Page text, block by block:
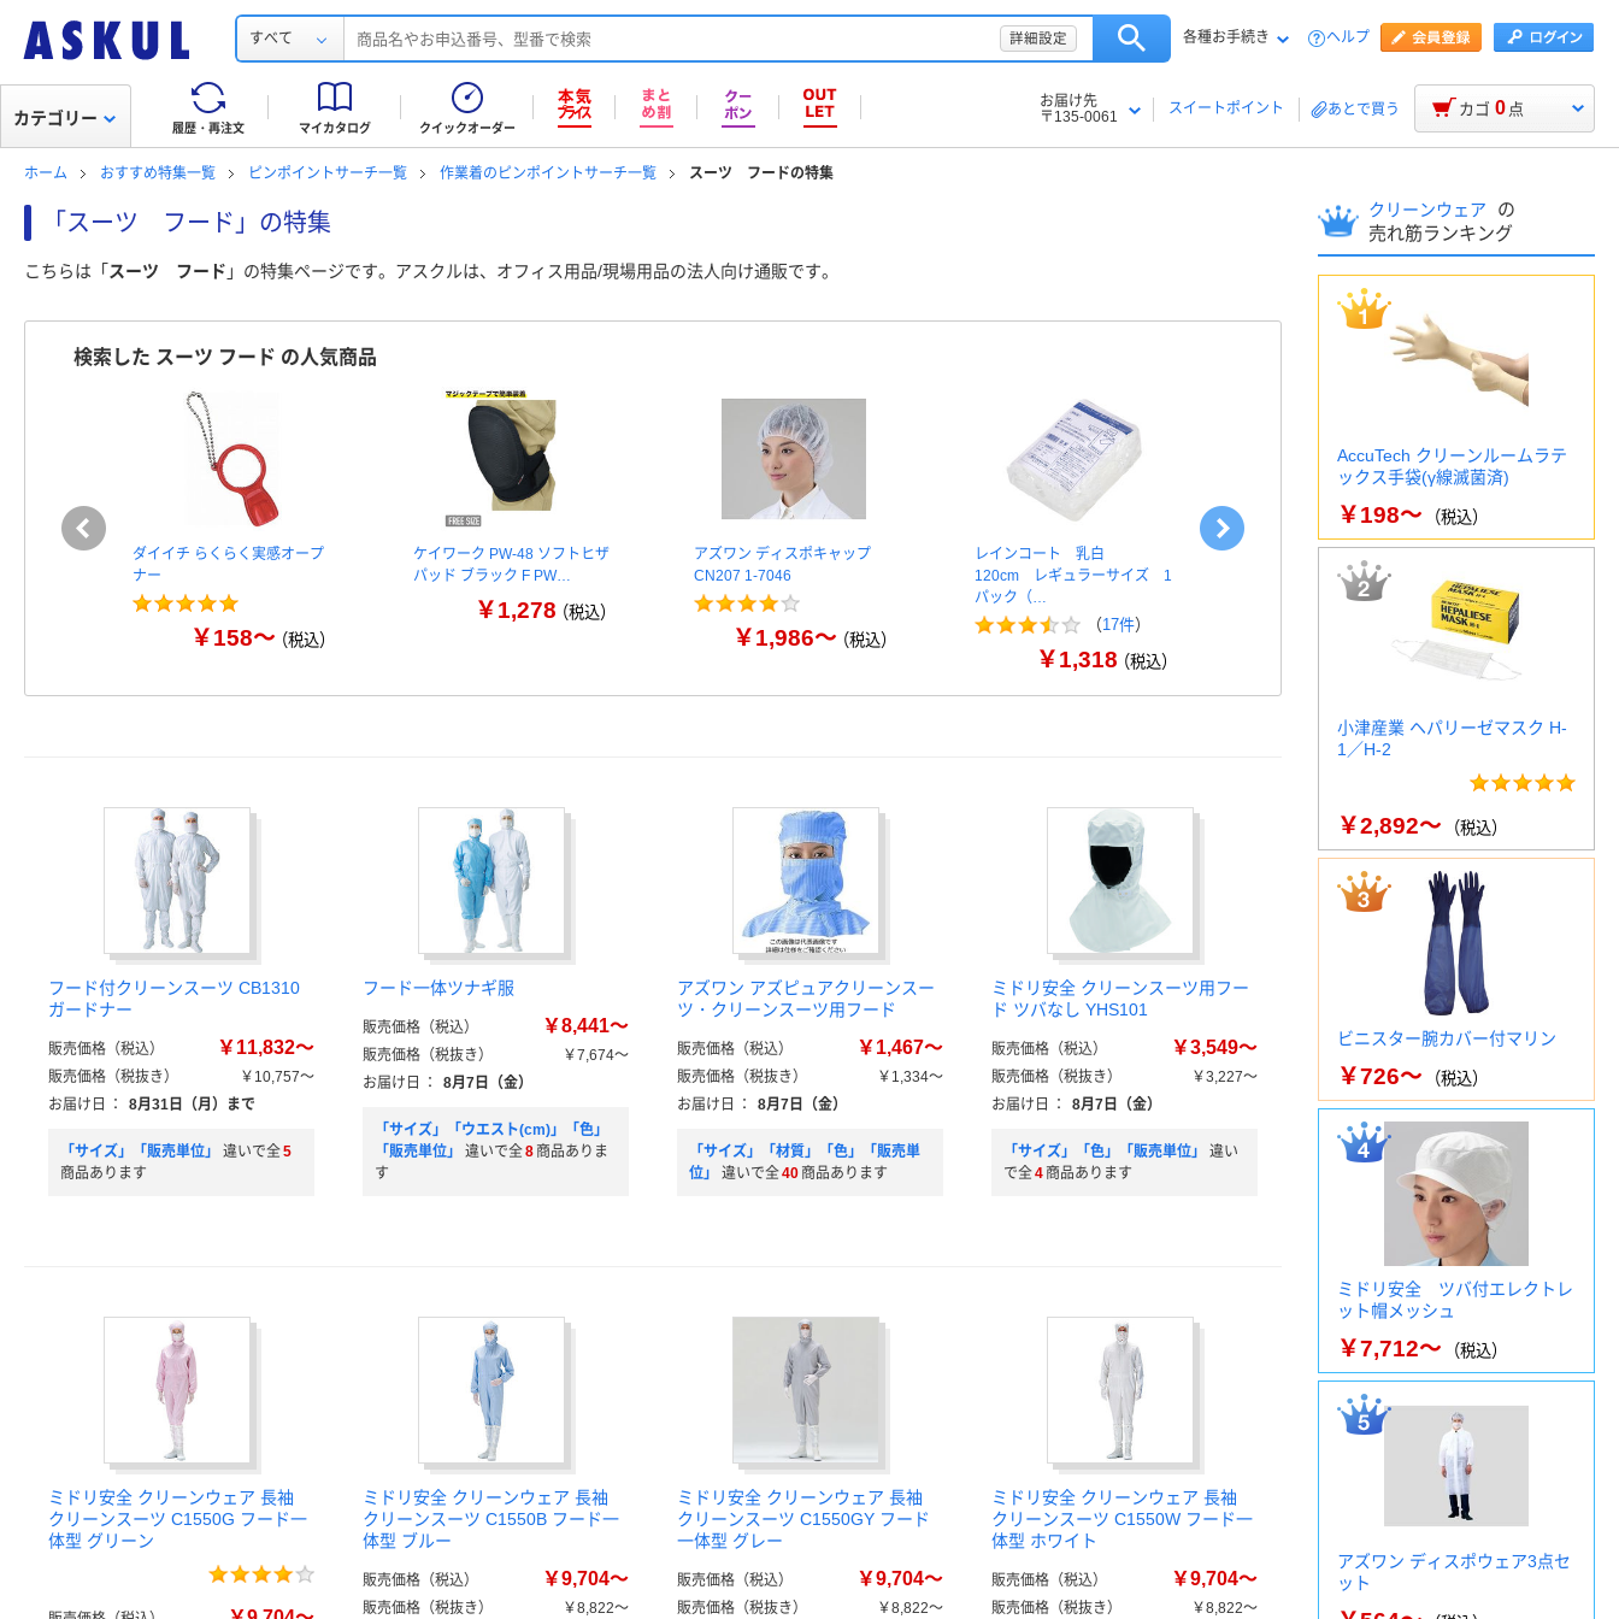
すべて 詳細設定 各種お手続き ヘルプ
履歴・再注文 マイカタログ クイックオーダー
お届け先
〒135-0061
スイートポイント あとで買う
カテゴリー カゴ 0 点
ホーム おすすめ特集一覧 ピンポイントサーチ一覧 作業着のピンポイントサーチ一覧 スーツ フードの特集
「スーツ フード」の特集
こちらは「 スーツ フード 」の特集ページです。アスクルは、オフィス用品/現場用品の法人向け通販です。
検索した スーツ フード の人気商品
ダイイチ らくらく実感オープ
ナー
￥158～（税込）
ケイワーク PW-48 ソフトヒザ
パッド ブラック F PW…
￥1,278（税込）
アズワン ディスポキャップ
CN207 1-7046
￥1,986～（税込）
レインコート 乳白
120cm レギュラーサイズ 1
パック（…
（17件）
￥1,318（税込）
フルキーボード収納対応
（税込）
フード付クリーンスーツ CB1310
ガードナー
販売価格（税込） ￥11,832～
販売価格（税抜き）
￥10,757～
お届け日
： 8月31日（月）まで
「サイズ」「販売単位」 違いで全5
商品あります
フード一体ツナギ服
販売価格（税込） ￥8,441～
販売価格（税抜き）
￥7,674～
お届け日
： 8月7日（金）
「サイズ」「ウエスト(cm)」「色」
「販売単位」
違いで全8 商品ありま
す
アズワン アズピュアクリーンスー
ツ・クリーンスーツ用フード
販売価格（税込） ￥1,467～
販売価格（税抜き）
￥1,334～
お届け日
： 8月7日（金）
「サイズ」「材質」「色」「販売単
位」
違いで全40 商品あります
ミドリ安全 クリーンスーツ用フー
ド ツバなし YHS101
販売価格（税込） ￥3,549～
販売価格（税抜き）
￥3,227～
お届け日
： 8月7日（金）
「サイズ」「色」「販売単位」
違い
で全4 商品あります
ミドリ安全 クリーンウェア 長袖
クリーンスーツ C1550G フード一
体型 グリーン
ミドリ安全 クリーンウェア 長袖
クリーンスーツ C1550B フード一
体型 ブルー
販売価格（税込） ￥9,704～
販売価格（税抜き） ￥8,822～
ミドリ安全 クリーンウェア 長袖
クリーンスーツ C1550GY フード
一体型 グレー
販売価格（税込） ￥9,704～
販売価格（税抜き） ￥8,822～
ミドリ安全 クリーンウェア 長袖
クリーンスーツ C1550W フード一
体型 ホワイト
販売価格（税込） ￥9,704～
販売価格（税抜き） ￥8,822～
クリーンウェア
の
売れ筋ランキング
AccuTech クリーンルームラテ
ックス手袋(γ線滅菌済)
￥198～ （税込）
小津産業 ヘパリーゼマスク H-
1／H-2
￥2,892～ （税込）
ビニスター腕カバー付マリン
￥726～ （税込）
ミドリ安全 ツバ付エレクトレ
ット帽メッシュ
￥7,712～ （税込）
アズワン ディスポウェア3点セ
ット